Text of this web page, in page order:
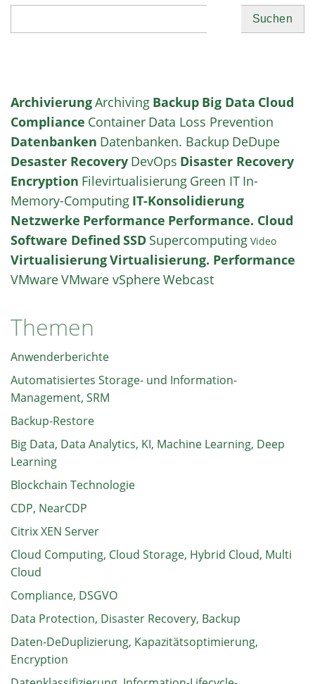
ArchivierungArchiving Backup Big Data Cloud
Compliance Container Data Loss Prevention
Datenbanken Datenbanken. Backup DeDupe
Desaster Recovery DevOps Disaster Recovery
Encryption Filevirtualisierung Green IT In-
Memory-Computing IT-Konsolidierung
Netzwerke Performance Performance. Cloud
Software Defined SSD Supercomputing Video
VirtualisierungVirtualisierung. Performance
VMwareVMware vSphereWebcast
Themen
Anwenderberichte
Automatisiertes Storage- und Information-
Management, SRM
Backup-Restore
Big Data, Data Analytics, KI, Machine Learning, Deep
Learning
Blockchain Technologie
CDP, NearCDP
Citrix XEN Server
Cloud Computing, Cloud Storage, Hybrid Cloud, Multi
Cloud
Compliance, DSGVO
Data Protection, Disaster Recovery, Backup
Daten-DeDuplizierung, Kapazitätsoptimierung,
Encryption